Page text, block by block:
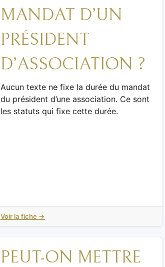
MANDAT D’UN
PRÉSIDENT
D’ASSOCIATION ?
Aucun texte ne fixe la durée du mandat
du président d’une association. Ce sont
les statuts qui fixe cette durée.
Voir la fiche →
PEUT-ON METTRE